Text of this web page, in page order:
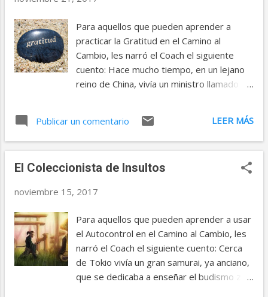
seis meses, dos semanas y tres días”. Se
esa piedra no era simplemente una piedra,
era una lápida. Sintió pena al pensar que un
niño de tan corta edad estuviera
enterrado en ese lugar. Mirando a su
alrededor, el hombre se dio cuenta que la
inscripción. Se acercó a leerla; decía: “Aquí
meses y tres semanas. El hombre se
sintió terriblemente abatido. Ese h...
Para aquellos que pueden aprender a
practicar la Gratitud en el Camino al
Cambio, les narró el Coach el siguiente
cuento: Hace mucho tiempo, en un lejano
reino de China, vivía un ministro llamado
¿Qué sabes hacer? –le preguntó el
ministro. -Nada, señor –respondió el
necesario. Soy honrado y os serviré con
joven y decidió contratarlo. Ordenó que le
suficiente comida y un pequeño sueldo.
noticias sobre la lejana aldea de Sue. Los
vecinos llevaban años sin pagar sus
impuestos y la deuda contraída sumaba
Publicar un comentario LEER MÁS
El Coleccionista de Insultos
noviembre 15, 2017
Para aquellos que pueden aprender a usar
el Autocontrol en el Camino al Cambio, les
narró el Coach el siguiente cuento: Cerca
de Tokio vivía un gran samurai, ya anciano,
que se dedicaba a enseñar el budismo zen